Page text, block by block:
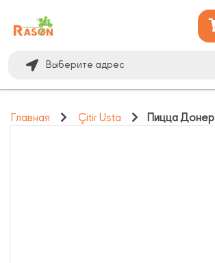
Выберите адрес
Главная Çitir Usta Пицца Донер